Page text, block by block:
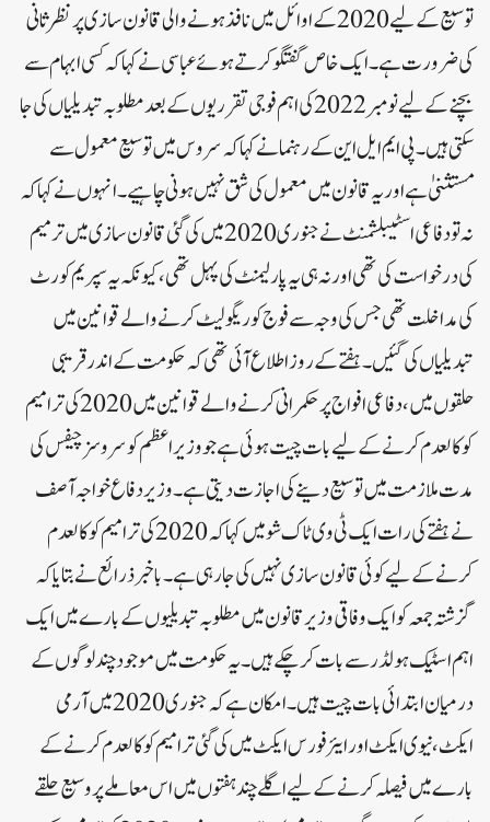
توسیع کے لیے 2020 کے اوائل میں نافذ ہونے والی قانون سازی پر نظرثانی
کی ضرورت ہے۔ ایک خاص گفتگو کرتے ہوئے عباسی نے کہا کہ کسی ابہام سے
بچنے کے لیے نومبر 2022 کی اہم فوجی تقرریوں کے بعد مطلوبہ تبدیلیاں کی جا
سکتی ہیں۔ پی ایم ایل این کے رہنما نے کہا کہ سروس میں توسیع معمول سے
مستثنیٰ ہے اور یہ قانون میں معمول کی شق نہیں ہونی چاہیے۔ انہوں نے کہا کہ
نہ تو دفاعی اسٹیبلشمنٹ نے جنوری 2020 میں کی گئی قانون سازی میں ترمیم
کی درخواست کی تھی اور نہ ہی یہ پارلیمنٹ کی پہل تھی، کیونکہ یہ سپریم کورٹ
کی مداخلت تھی جس کی وجہ سے فوج کو ریگولیٹ کرنے والے قوانین میں
تبدیلیاں کی گئیں۔ہفتے کے روز اطلاع آئی تھی کہ حکومت کے اندر قریبی
حلقوں میں، دفاعی افواج پر حکمرانی کرنے والے قوانین میں 2020 کی ترامیم
کو کالعدم کرنے کے لیے بات چیت ہوئی ہے جو وزیراعظم کو سروسز چیفس کی
مدت ملازمت میں توسیع دینے کی اجازت دیتی ہے۔وزیر دفاع خواجہ آصف
نے ہفتے کی رات ایک ٹی وی ٹاک شو میں کہا کہ 2020 کی ترامیم کو کالعدم
کرنے کے لیے کوئی قانون سازی نہیں کی جا رہی ہے۔ باخبر ذرائع نے بتایا کہ
گزشتہ جمعہ کو ایک وفاقی وزیر قانون میں مطلوبہ تبدیلیوں کے بارے میں ایک
اہم اسٹیک ہولڈر سے بات کر چکے ہیں۔یہ حکومت میں موجود چند لوگوں کے
درمیان ابتدائی بات چیت ہیں۔ امکان ہے کہ جنوری 2020 میں آرمی
ایکٹ، نیوی ایکٹ اور ایئر فورس ایکٹ میں کی گئی ترامیم کو کالعدم کرنے کے
بارے میں فیصلہ کرنے کے لیے اگلے چند ہفتوں میں اس معاملے پر وسیع حلقے